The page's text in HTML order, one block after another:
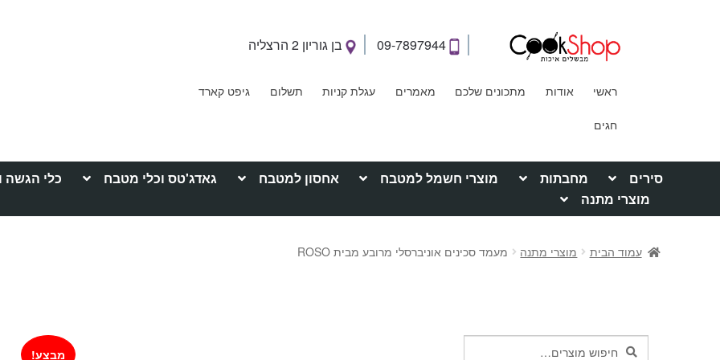
09-7897944 בן גוריון 2 הרצליה
ראשי אודות מתכונים שלכם מאמרים עגלת קניות תשלום גיפט קארד
חגים
סירים מחבתות מוצרי חשמל למטבח אחסון למטבח גאדג'טס וכלי מטבח כלי הגשה
מוצרי מתנה
עמוד הבית מוצרי מתנה מעמד סכינים אוניברסלי מרובע מבית ROSO
מבצע!
חיפושחיפוש